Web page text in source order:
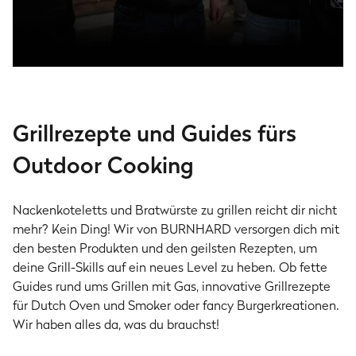
Als Teil unserer brandheißen Community erfährst
du als einer der ersten von Produktneuheiten und
sicherst dir exklusive Vorteile!
Grillrezepte und Guides fürs
Outdoor Cooking
Nackenkoteletts und Bratwürste zu grillen reicht dir nicht
mehr? Kein Ding! Wir von BURNHARD versorgen dich mit
den besten Produkten und den geilsten Rezepten, um
deine Grill-Skills auf ein neues Level zu heben. Ob fette
Guides rund ums Grillen mit Gas, innovative Grillrezepte
für Dutch Oven und Smoker oder fancy Burgerkreationen.
Wir haben alles da, was du brauchst!